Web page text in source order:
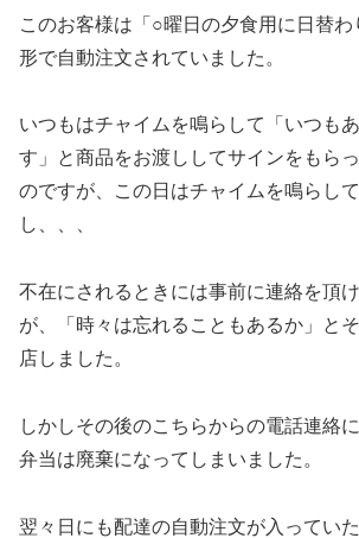
このお客様は「○曜日の夕食用に日替わ
形で自動注文されていました。
いつもはチャイムを鳴らして「いつも
す」と商品をお渡ししてサインをもら
のですが、この日はチャイムを鳴らし
し、、、
不在にされるときには事前に連絡を頂
が、「時々は忘れることもあるか」と
店しました。
しかしその後のこちらからの電話連絡
弁当は廃棄になってしまいました。
翌々日にも配達の自動注文が入ってい